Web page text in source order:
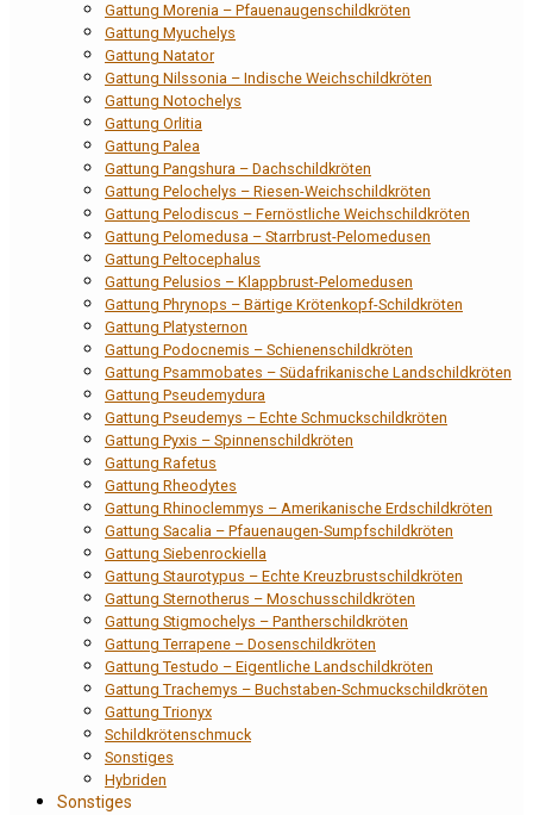
Gattung Morenia – Pfauenaugenschildkröten
Gattung Myuchelys
Gattung Natator
Gattung Nilssonia – Indische Weichschildkröten
Gattung Notochelys
Gattung Orlitia
Gattung Palea
Gattung Pangshura – Dachschildkröten
Gattung Pelochelys – Riesen-Weichschildkröten
Gattung Pelodiscus – Fernöstliche Weichschildkröten
Gattung Pelomedusa – Starrbrust-Pelomedusen
Gattung Peltocephalus
Gattung Pelusios – Klappbrust-Pelomedusen
Gattung Phrynops – Bärtige Krötenkopf-Schildkröten
Gattung Platysternon
Gattung Podocnemis – Schienenschildkröten
Gattung Psammobates – Südafrikanische Landschildkröten
Gattung Pseudemydura
Gattung Pseudemys – Echte Schmuckschildkröten
Gattung Pyxis – Spinnenschildkröten
Gattung Rafetus
Gattung Rheodytes
Gattung Rhinoclemmys – Amerikanische Erdschildkröten
Gattung Sacalia – Pfauenaugen-Sumpfschildkröten
Gattung Siebenrockiella
Gattung Staurotypus – Echte Kreuzbrustschildkröten
Gattung Sternotherus – Moschusschildkröten
Gattung Stigmochelys – Pantherschildkröten
Gattung Terrapene – Dosenschildkröten
Gattung Testudo – Eigentliche Landschildkröten
Gattung Trachemys – Buchstaben-Schmuckschildkröten
Gattung Trionyx
Schildkrötenschmuck
Sonstiges
Hybriden
Sonstiges